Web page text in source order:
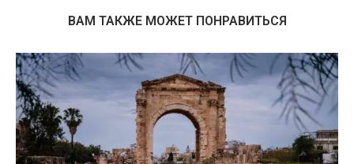
ВАМ ТАКЖЕ МОЖЕТ ПОНРАВИТЬСЯ